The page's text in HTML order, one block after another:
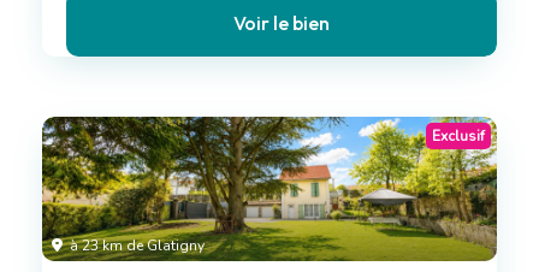
Voir le bien
à 23 km de Glatigny
Exclusif